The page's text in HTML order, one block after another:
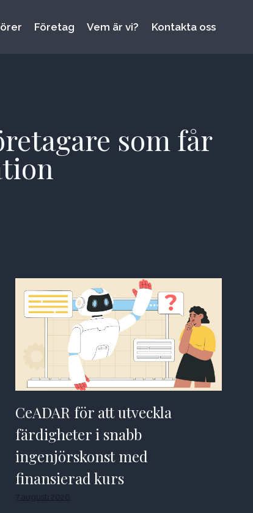
Företag Vem är vi? Kontakta oss
som får
CeADAR för att utveckla
färdigheter i snabb
ingenjörskonst med
finansierad kurs
7 augusti 2026